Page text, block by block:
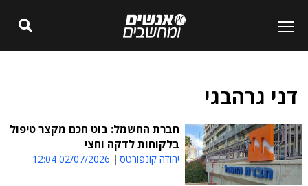
דני גרהבגי
חברת החשמל: בוט חכם מקצר טיפול
בלקוחות לדקה וחצי
יהודה קונפורטס 02/07/2026 12:04